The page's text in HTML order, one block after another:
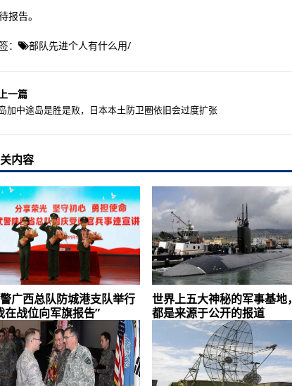
报告。
： 部队先进个人有什么用/
上一篇
加中途岛是胜是败，日本本土防卫圈依旧会过度扩张
内容
广西总队防城港支队举行
在战位向军旗报告”
世界上五大神秘的军事基地，
都是来源于公开的报道